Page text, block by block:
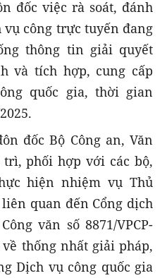
đốc việc rà soát, đánh
công trực tuyến đang
thông tin giải quyết
và tích hợp, cung cấp
quốc gia, thời gian
đốc Bộ Công an, Văn
phối hợp với các bộ,
hiện nhiệm vụ Thủ
quan đến Cổng dịch
văn số 8871/VPCP-
về thống nhất giải pháp,
Dịch vụ công quốc gia